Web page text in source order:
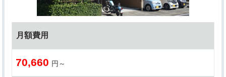
月額費用
70,660 円～